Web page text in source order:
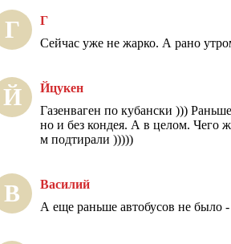
Г Г
Сейчас уже не жарко. А рано
Й Йцукен
Газенваген по кубански )))
но и без кондея. А в целом. Чего
м подтирали )))))
В Василий
А еще раньше автобусов не было